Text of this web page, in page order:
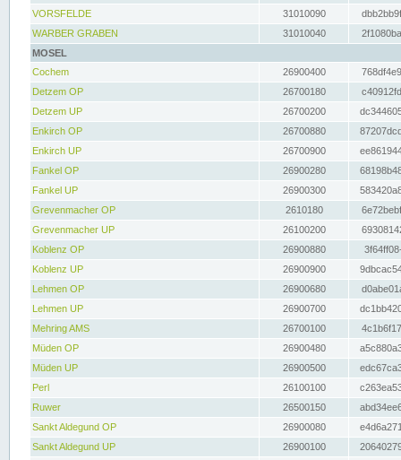
VORSFELDE
31010090
WARBER GRABEN
31010040
MOSEL
Cochem
26900400
Detzem OP
26700180
Detzem UP
26700200
Enkirch OP
26700880
Enkirch UP
26700900
Fankel OP
26900280
Fankel UP
26900300
Grevenmacher OP
2610180
Grevenmacher UP
26100200
Koblenz OP
26900880
Koblenz UP
26900900
Lehmen OP
26900680
Lehmen UP
26900700
Mehring AMS
26700100
Müden OP
26900480
Müden UP
26900500
Perl
26100100
Ruwer
26500150
Sankt Aldegund OP
26900080
Sankt Aldegund UP
26900100